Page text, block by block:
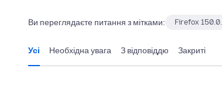
Ви переглядаєте питання з мітками: Firefox
Усі Необхідна увага З відповіддю Закриті